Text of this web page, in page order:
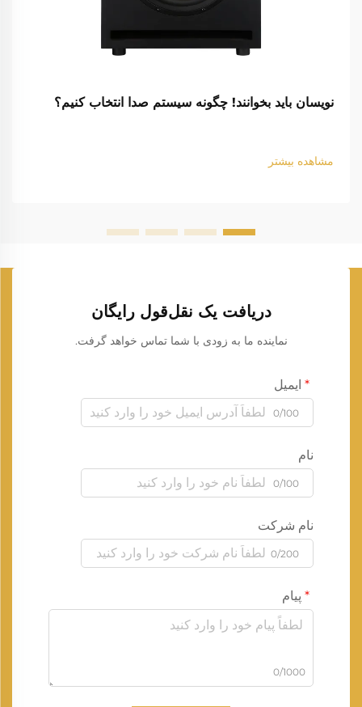
نویسان باید بخوانند! چگونه سیستم صدا انتخاب کنیم؟
مشاهده بیشتر
دریافت یک نقل‌قول رایگان
نماینده ما به زودی با شما تماس خواهد گرفت.
ایمیل
0/100
نام
0/100
نام شرکت
0/200
پیام
0/1000